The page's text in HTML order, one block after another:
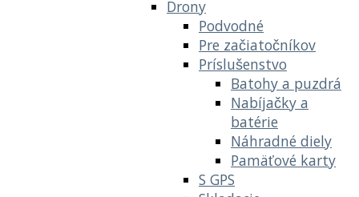
Drony
Podvodné
Pre začiatočníkov
Príslušenstvo
Batohy a puzdrá
Nabíjačky a
batérie
Náhradné diely
Pamäťové karty
S GPS